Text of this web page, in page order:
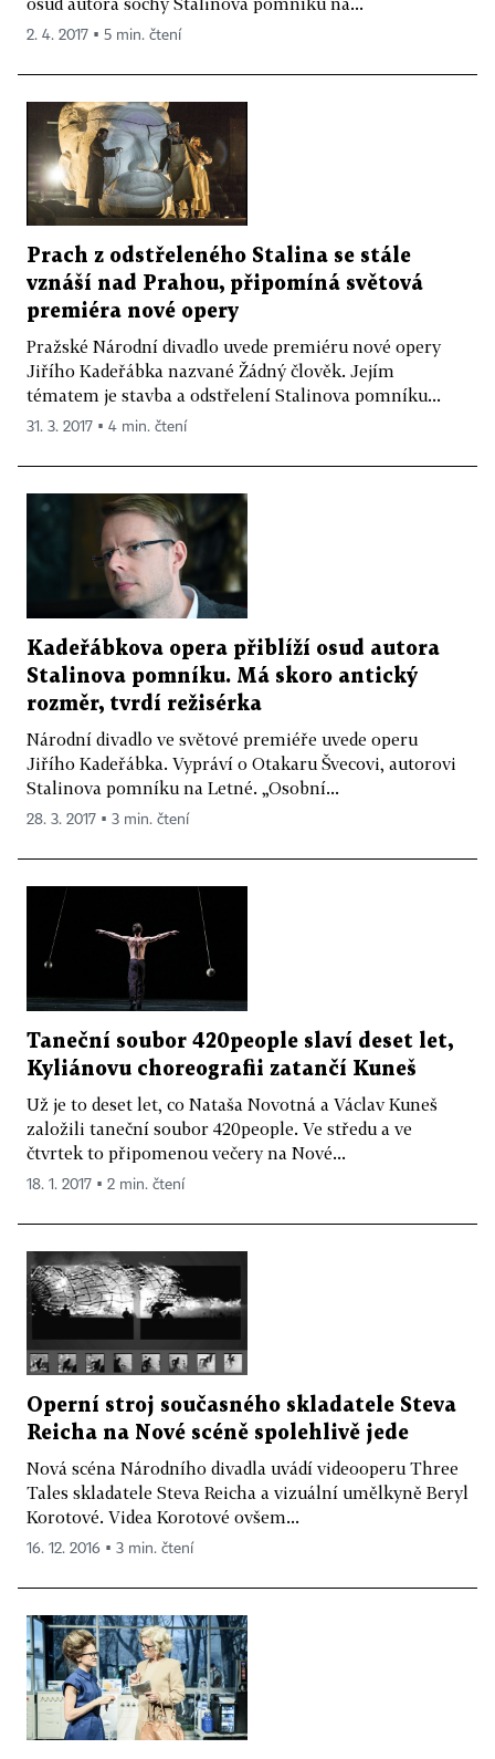
2. 4. 2017 ▪ 5 min. čtení
Prach z odstřeleného Stalina se stále
vznáší nad Prahou, připomíná světová
premiéra nové opery
Pražské Národní divadlo uvede premiéru nové opery
Jiřího Kadeřábka nazvané Žádný člověk. Jejím
tématem je stavba a odstřelení Stalinova pomníku...
31. 3. 2017 ▪ 4 min. čtení
Kadeřábkova opera přiblíží osud autora
Stalinova pomníku. Má skoro antický
rozměr, tvrdí režisérka
Národní divadlo ve světové premiéře uvede operu
Jiřího Kadeřábka. Vypráví o Otakaru Švecovi, autorovi
Stalinova pomníku na Letné. „Osobní...
28. 3. 2017 ▪ 3 min. čtení
Taneční soubor 420people slaví deset let,
Kyliánovu choreografii zatančí Kuneš
Už je to deset let, co Nataša Novotná a Václav Kuneš
založili taneční soubor 420people. Ve středu a ve
čtvrtek to připomenou večery na Nové...
18. 1. 2017 ▪ 2 min. čtení
Operní stroj současného skladatele Steva
Reicha na Nové scéně spolehlivě jede
Nová scéna Národního divadla uvádí videooperu Three
Tales skladatele Steva Reicha a vizuální umělkyně Beryl
Korotové. Videa Korotové ovšem...
16. 12. 2016 ▪ 3 min. čtení